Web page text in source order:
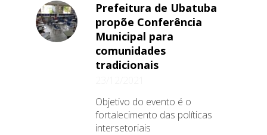
Prefeitura de Ubatuba
propõe Conferência
Municipal para
comunidades
tradicionais
Objetivo do evento é o
fortalecimento das políticas
intersetoriais